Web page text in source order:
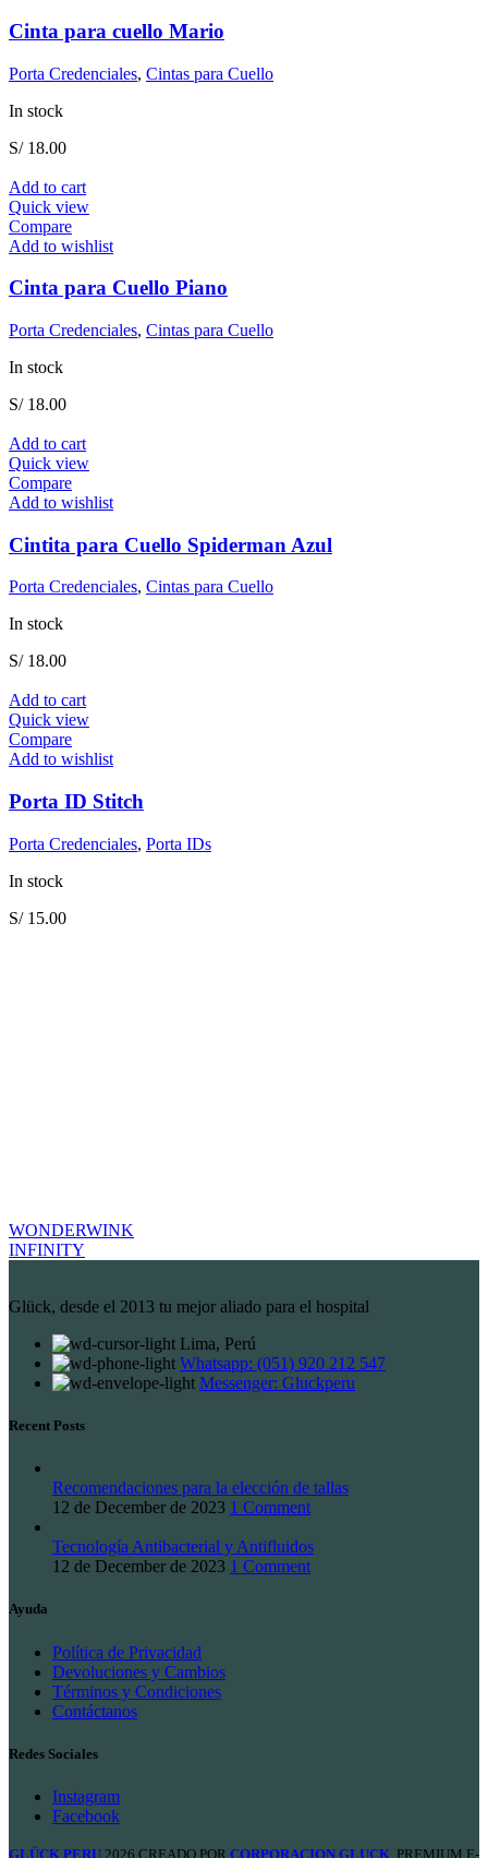
Cinta para cuello Mario
Porta Credenciales, Cintas para Cuello
In stock
S/18.00
Add to cart
Quick view
Compare
Add to wishlist
Cinta para Cuello Piano
Porta Credenciales, Cintas para Cuello
In stock
S/18.00
Add to cart
Quick view
Compare
Add to wishlist
Cintita para Cuello Spiderman Azul
Porta Credenciales, Cintas para Cuello
In stock
S/18.00
Add to cart
Quick view
Compare
Add to wishlist
Porta ID Stitch
Porta Credenciales, Porta IDs
In stock
S/15.00
WONDERWINK
INFINITY
Glück, desde el 2013 tu mejor aliado para el hospital
Lima, Perú
Whatsapp: (051) 920 212 547
Messenger: Gluckperu
Recent Posts
Recomendaciones para la elección de tallas
12 de December de 2023 1 Comment
Tecnología Antibacterial y Antifluidos
12 de December de 2023 1 Comment
Ayuda
Política de Privacidad
Devoluciones y Cambios
Términos y Condiciones
Contáctanos
Redes Sociales
Instagram
Facebook
GLÜCK PERU 2026 CREADO POR CORPORACION GLUCK . PREMIUM E-